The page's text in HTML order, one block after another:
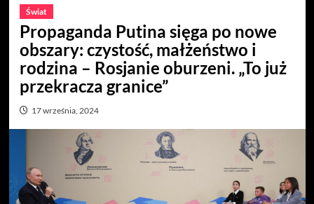
Świat
Propaganda Putina sięga po nowe
obszary: czystość, małżeństwo i
rodzina – Rosjanie oburzeni. „To już
przekracza granice”
17 września, 2024